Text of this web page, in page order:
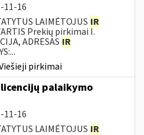
11-16
LAIMĖTOJUS IR
Prekių pirkimai I.
ADRESAS IR
pirkimai
licencijų palaikymo
11-16
LAIMĖTOJUS IR